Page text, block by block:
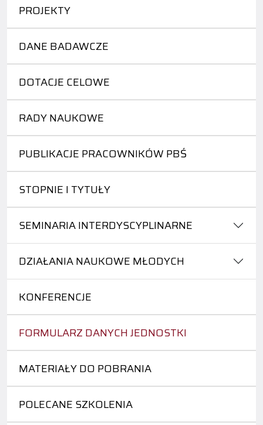
PROJEKTY
DANE BADAWCZE
DOTACJE CELOWE
RADY NAUKOWE
PUBLIKACJE PRACOWNIKÓW PBŚ
STOPNIE I TYTUŁY
SEMINARIA INTERDYSCYPLINARNE
DZIAŁANIA NAUKOWE MŁODYCH
KONFERENCJE
FORMULARZ DANYCH JEDNOSTKI
MATERIAŁY DO POBRANIA
POLECANE SZKOLENIA